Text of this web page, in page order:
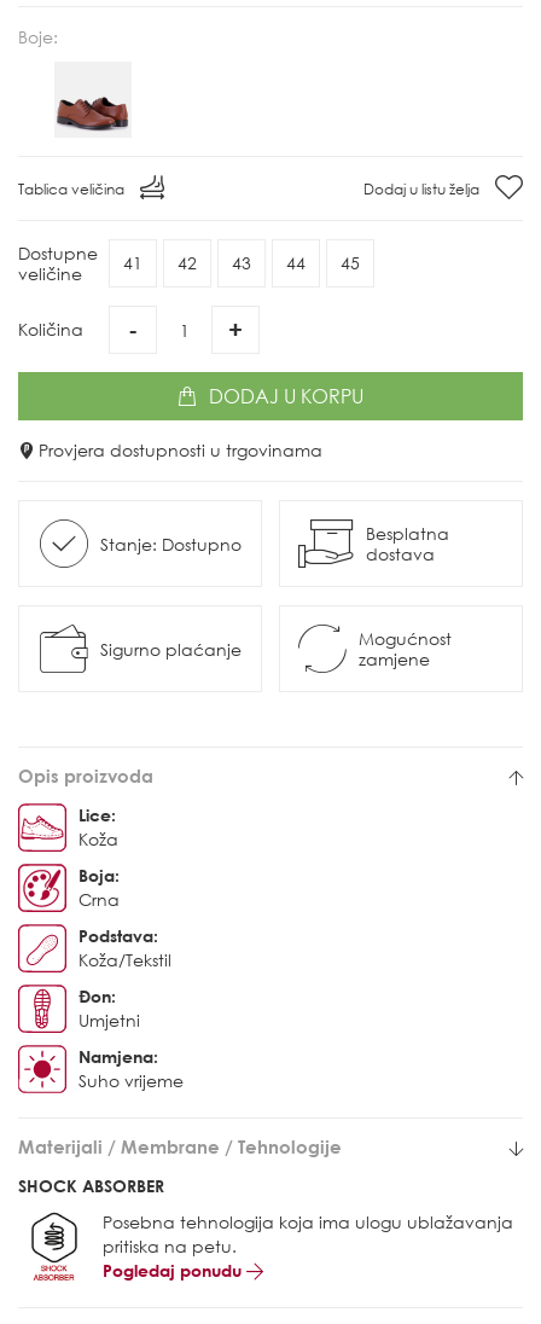
Boje:
Tablica veličina Dodaj u listu želja
Dostupne
veličine
41 42 43 44 45
Količina - +
DODAJ U KORPU
Provjera dostupnosti u trgovinama
Stanje: Dostupno
Besplatna
dostava
Sigurno plaćanje
Mogućnost
zamjene
Opis proizvoda
Lice:
Koža
Boja:
Crna
Podstava:
Koža/Tekstil
Đon:
Umjetni
Namjena:
Suho vrijeme
Materijali / Membrane / Tehnologije
SHOCK ABSORBER
Posebna tehnologija koja ima ulogu ublažavanja
pritiska na petu.
Pogledaj ponudu